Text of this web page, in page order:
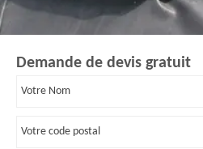
Demande de devis gratuit